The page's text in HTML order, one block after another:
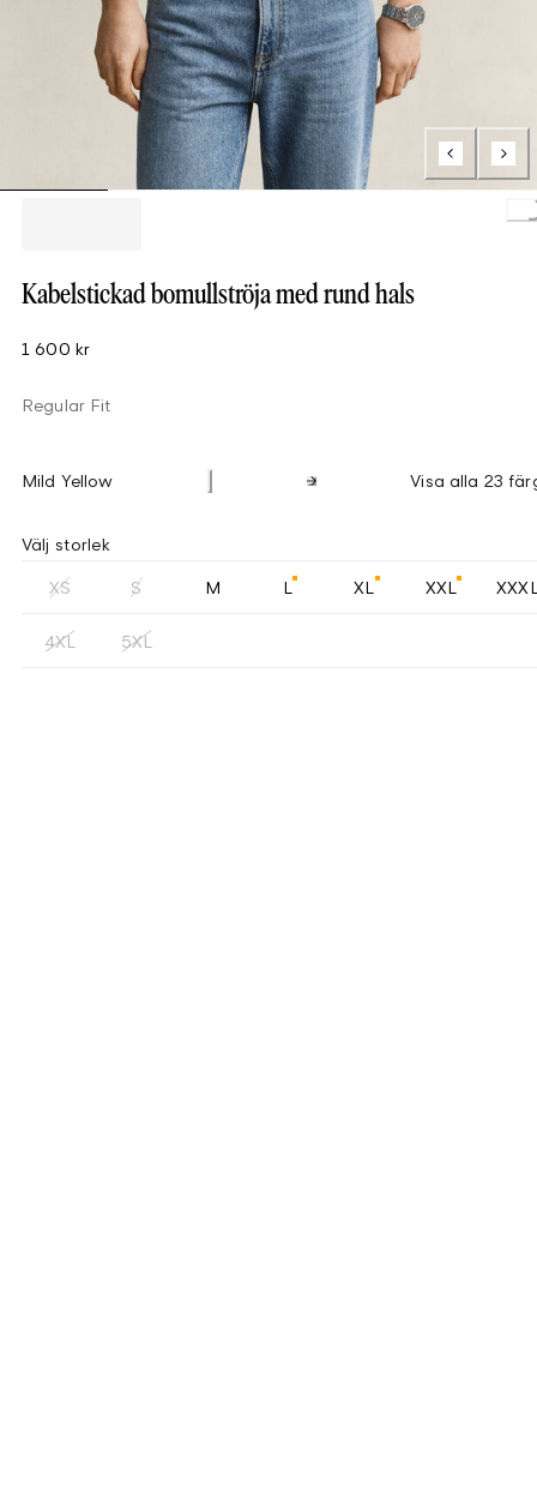
Kabelstickad bomullströja med rund hals
1 600 kr
Regular Fit
Mild Yellow Visa alla 23
Välj storlek
XS S M L XL XXL
4XL 5XL